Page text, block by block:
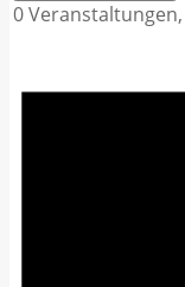
0 Veranstaltungen,